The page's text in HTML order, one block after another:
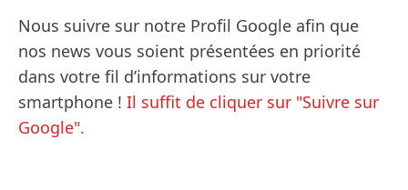
Nous suivre sur notre Profil Google afin que
nos news vous soient présentées en priorité
dans votre fil d’informations sur votre
smartphone ! Il suffit de cliquer sur "Suivre sur
Google".